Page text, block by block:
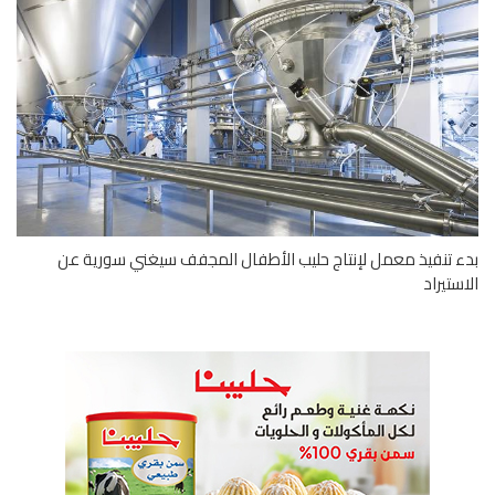
تنفيذ معمل لإنتاج حليب الأطفال المجفف سيغني سورية عن